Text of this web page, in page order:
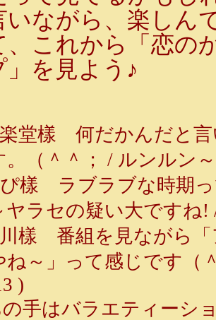
いながら、楽しん
、これから「恋の
」を見よう♪
堂樣 何だかんだと言
。（＾＾； / ルンルン
樣 ラブラブな時期っ
ヤラセの疑い大ですね!
樣 番組を見ながら「
ね～」って感じです（
)
手はバラエティーシ